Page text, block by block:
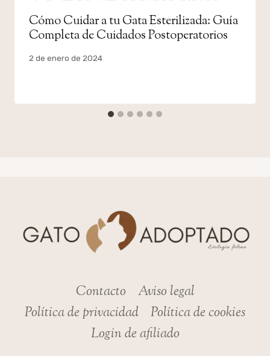
Cómo Cuidar a tu Gata Esterilizada: Guía
Completa de Cuidados Postoperatorios
Por
2 de enero de 2024
Contacto
Aviso legal
Política de privacidad
Política de cookies
Login de afiliado